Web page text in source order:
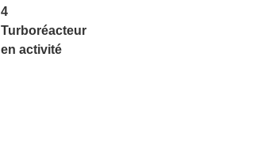
4
Turboréacteur
en activité